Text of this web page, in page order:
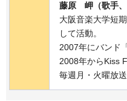
藤原 岬（歌手、
大阪音楽大学短
して活動。
2007年にバンド
2008年からKiss
毎週月・火曜放